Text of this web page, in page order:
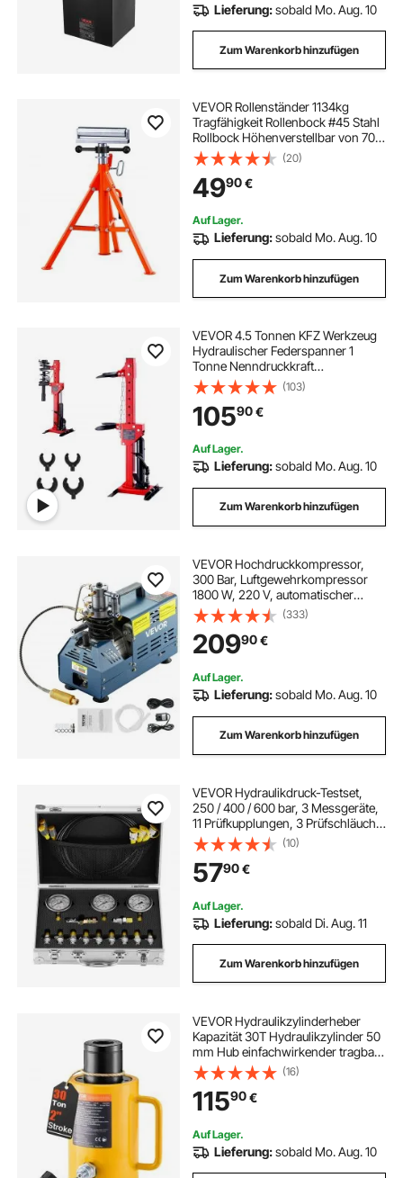
Lieferung:sobald Mo. Aug. 10
Zum Warenkorb hinzufügen
VEVOR Rollenständer 1134kg
Tragfähigkeit Rollenbock #45 Stahl
Rollbock Höhenverstellbar von 700
bis 1320mm Klappbock
Unterstellbock Arbeitsbock
Montagebock für Tischsäge
Hobelmaschine Schleifmaschine
(20)
4990€
Auf Lager.
Lieferung:sobald Mo. Aug. 10
Zum Warenkorb hinzufügen
VEVOR 4.5 Tonnen KFZ Werkzeug
Hydraulischer Federspanner 1
Tonne Nenndruckkraft
Federbeinspanner 11-13cm & 14-
17cm Federverschluss Federbein
Spanner mit auslaufsicherer
Hydraulikpumpe
(103)
10590€
Auf Lager.
Lieferung:sobald Mo. Aug. 10
Zum Warenkorb hinzufügen
VEVOR Hochdruckkompressor,
300 Bar, Luftgewehrkompressor
1800 W, 220 V, automatischer
Druckentlastung, geeignet für
Paintball-Luftgewehre, PCP-
Gewehre und Tauchflaschen
(333)
20990€
Auf Lager.
Lieferung:sobald Mo. Aug. 10
Zum Warenkorb hinzufügen
VEVOR Hydraulikdruck-Testset,
250 / 400 / 600 bar, 3 Messgeräte,
11 Prüfkupplungen, 3 Prüfschläuche,
Bagger-Hydraulik-Testmessgeräte-
Set mit Tragbarer Tragetasche für
Bagger, Traktoren, Baumaschinen
(10)
5790€
Auf Lager.
Lieferung:sobald Di. Aug. 11
Zum Warenkorb hinzufügen
VEVOR Hydraulikzylinderheber
Kapazität 30T Hydraulikzylinder 50
mm Hub einfachwirkender tragbar
gelb, hydraulische Wagenheber
Hohlkolbenheber Hydraulikflasche
10,8 kg für Riggers-Hersteller
(16)
11590€
Auf Lager.
Lieferung:sobald Mo. Aug. 10